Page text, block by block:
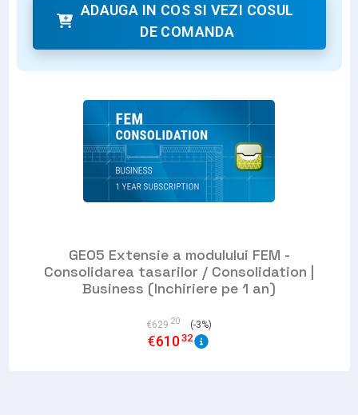
ADAUGA IN COS SI VEZI COSUL
DE COMANDA
GEO5 Extensie a modulului FEM -
Consolidarea tasarilor / Consolidation |
Business (Inchiriere pe 1 an)
€629 20 (-3%)
€61032